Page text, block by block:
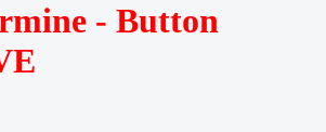
- Button